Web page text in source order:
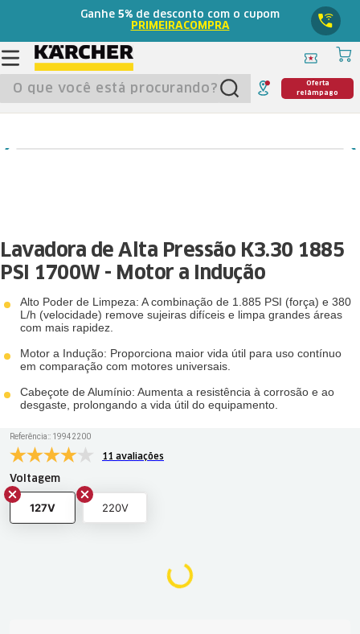
Ganhe 5% de desconto com o cupom
PRIMEIRACOMPRA
O que você está procurando?
Oferta
relâmpago
Lavadora de Alta Pressão K3.30 1885
PSI 1700W - Motor a Indução
Alto Poder de Limpeza: A combinação de 1.885 PSI (força) e 380
L/h (velocidade) remove sujeiras difíceis e limpa grandes áreas
com mais rapidez.
Motor a Indução: Proporciona maior vida útil para uso contínuo
em comparação com motores universais.
Cabeçote de Alumínio: Aumenta a resistência à corrosão e ao
desgaste, prolongando a vida útil do equipamento.
Referência:: 19942200
11 avaliações
Voltagem
127V 220V